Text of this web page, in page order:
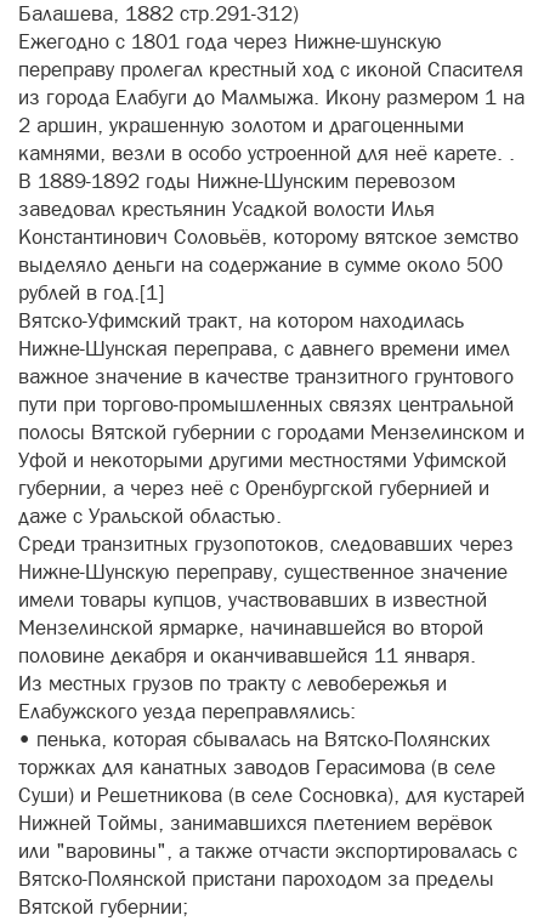
Балашева, 1882 стр.291-312)
Ежегодно с 1801 года через Нижне-шунскую
переправу пролегал крестный ход с иконой Спасителя
из города Елабуги до Малмыжа. Икону размером 1 на
2 аршин, украшенную золотом и драгоценными
камнями, везли в особо устроенной для неё карете. .
В 1889-1892 годы Нижне-Шунским перевозом
заведовал крестьянин Усадкой волости Илья
Константинович Соловьёв, которому вятское земство
выделяло деньги на содержание в сумме около 500
рублей в год.[1]
Вятско-Уфимский тракт, на котором находилась
Нижне-Шунская переправа, с давнего времени имел
важное значение в качестве транзитного грунтового
пути при торгово-промышленных связях центральной
полосы Вятской губернии с городами Мензелинском и
Уфой и некоторыми другими местностями Уфимской
губернии, а через неё с Оренбургской губернией и
даже с Уральской областью.
Среди транзитных грузопотоков, следовавших через
Нижне-Шунскую переправу, существенное значение
имели товары купцов, участвовавших в известной
Мензелинской ярмарке, начинавшейся во второй
половине декабря и оканчивавшейся 11 января.
Из местных грузов по тракту с левобережья и
Елабужского уезда переправлялись:
• пенька, которая сбывалась на Вятско-Полянских
торжках для канатных заводов Герасимова (в селе
Суши) и Решетникова (в селе Сосновка), для кустарей
Нижней Тоймы, занимавшихся плетением верёвок
или "варовины", а также отчасти экспортировалась с
Вятско-Полянской пристани пароходом за пределы
Вятской губернии;